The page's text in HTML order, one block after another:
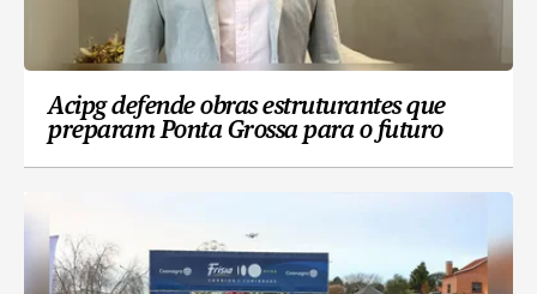
Acipg defende obras estruturantes que
preparam Ponta Grossa para o futuro